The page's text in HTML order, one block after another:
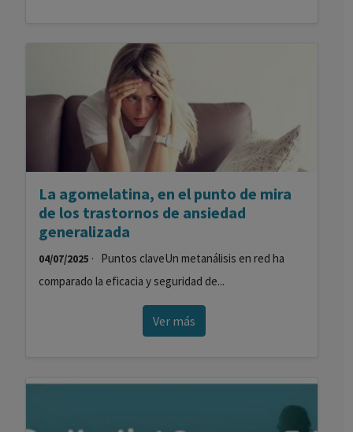
La agomelatina, en el punto de mira
de los trastornos de ansiedad
generalizada
04/07/2025 · Puntos claveUn metanálisis en red ha
comparado la eficacia y seguridad de...
Ver más